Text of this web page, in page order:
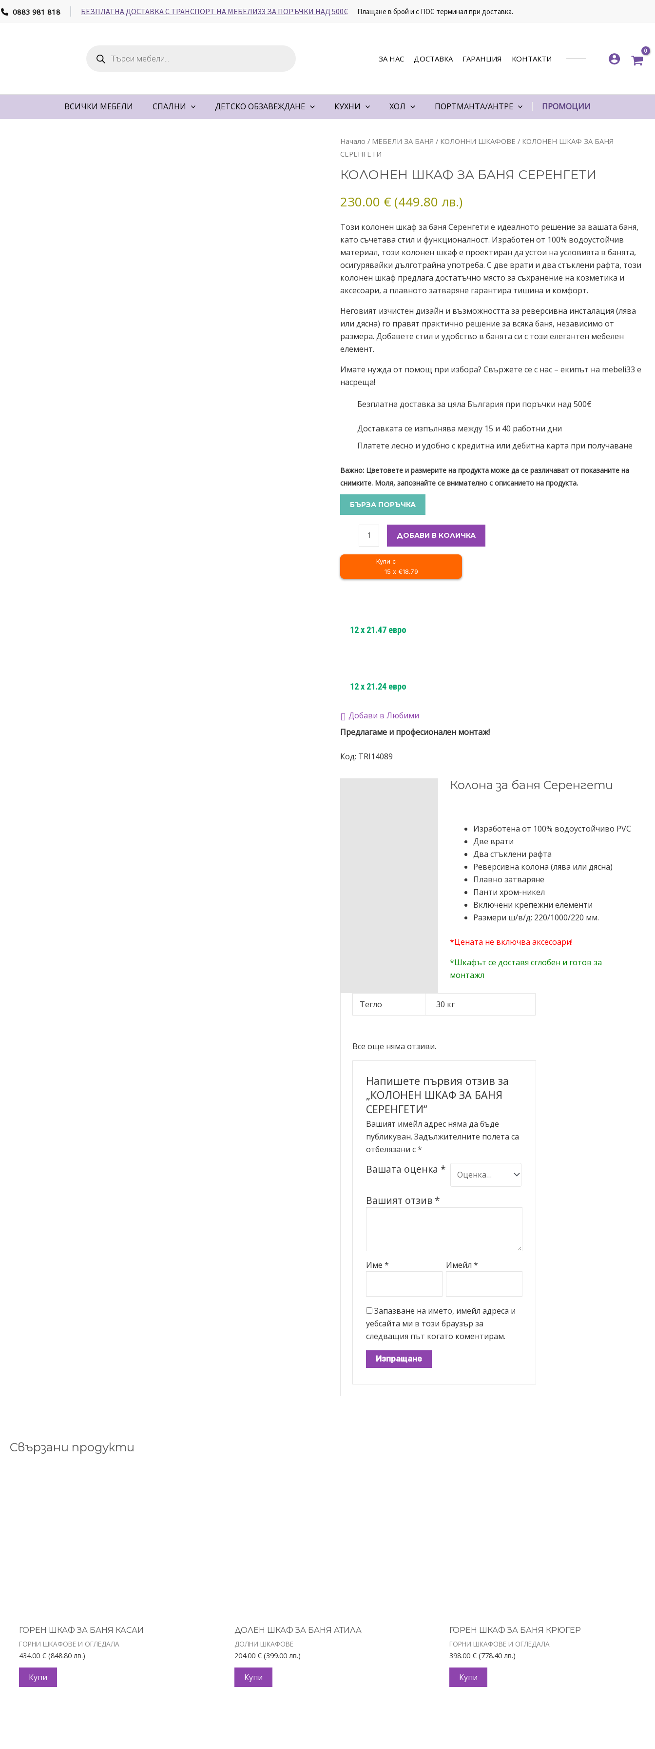
Skip
to
0883 981 818 БЕЗПЛАТНА ДОСТАВКА С ТРАНСПОРТ НА МЕБЕЛИ33 ЗА ПОРЪЧКИ НАД 500€ Плащане в брой и с ПОС терминал при доставка.
ЗА НАС ДОСТАВКА ГАРАНЦИЯ КОНТАКТИ
ВСИЧКИ МЕБЕЛИ СПАЛНИ ДЕТСКО ОБЗАВЕЖДАНЕ КУХНИ ХОЛ ПОРТМАНТА/АНТРЕ ПРОМОЦИИ
Начало / МЕБЕЛИ ЗА БАНЯ / КОЛОННИ ШКАФОВЕ / КОЛОНЕН ШКАФ ЗА БАНЯ
СЕРЕНГЕТИ
КОЛОНЕН ШКАФ ЗА БАНЯ СЕРЕНГЕТИ
230.00 € (449.80 лв.)
Този колонен шкаф за баня Серенгети е идеалното решение за вашата баня,
като съчетава стил и функционалност. Изработен от 100% водоустойчив
материал, този колонен шкаф е проектиран да устои на условията в банята,
осигурявайки дълготрайна употреба. С две врати и два стъклени рафта, този
колонен шкаф предлага достатъчно място за съхранение на козметика и
аксесоари, а плавното затваряне гарантира тишина и комфорт.
Неговият изчистен дизайн и възможността за реверсивна инсталация (лява
или дясна) го правят практично решение за всяка баня, независимо от
размера. Добавете стил и удобство в банята си с този елегантен мебелен
елемент.
Имате нужда от помощ при избора? Свържете се с нас – екипът на mebeli33 е
насреща!
Безплатна доставка за цяла България при поръчки над 500€
Доставката се изпълнява между 15 и 40 работни дни
Платете лесно и удобно с кредитна или дебитна карта при получаване
Важно: Цветовете и размерите на продукта може да се различават от показаните на
снимките. Моля, запознайте се внимателно с описанието на продукта.
БЪРЗА ПОРЪЧКА
количество
за
ШКАФ
БАНЯ
ДОБАВИ В КОЛИЧКА
Купи с
15 x €18.79
12x 21.47евро
12x 21.24евро
Добави в Любими
Предлагаме и професионален монтаж!
Код: TRI14089
Колона за баня Серенгети
Изработена от 100% водоустойчиво PVC
Две врати
Два стъклени рафта
Реверсивна колона (лява или дясна)
Плавно затваряне
Панти хром-никел
Включени крепежни елементи
Размери ш/в/д: 220/1000/220 мм.
*Цената не включва аксесоари!
*Шкафът се доставя сглобен и готов за
монтажл
Тегло 30 кг
Все още няма отзиви.
Напишете първия отзив за
„КОЛОНЕН ШКАФ ЗА БАНЯ
СЕРЕНГЕТИ“
Вашият имейл адрес няма да бъде
публикуван. Задължителните полета са
отбелязани с*
Вашата оценка *
Вашият отзив *
Име * Имейл *
Запазване на името, имейл адреса и
уебсайта ми в този браузър за
следващия път когато коментирам.
Свързани продукти
ГОРЕН ШКАФ ЗА БАНЯ КАСАИ
ГОРНИ ШКАФОВЕ И ОГЛЕДАЛА
434.00€ (848.80 лв.)
Купи
ДОЛЕН ШКАФ ЗА БАНЯ АТИЛА
ДОЛНИ ШКАФОВЕ
204.00 € (399.00 лв.)
Купи
ГОРЕН ШКАФ ЗА БАНЯ КРЮГЕР
ГОРНИ ШКАФОВЕ И ОГЛЕДАЛА
398.00 € (778.40 лв.)
Купи